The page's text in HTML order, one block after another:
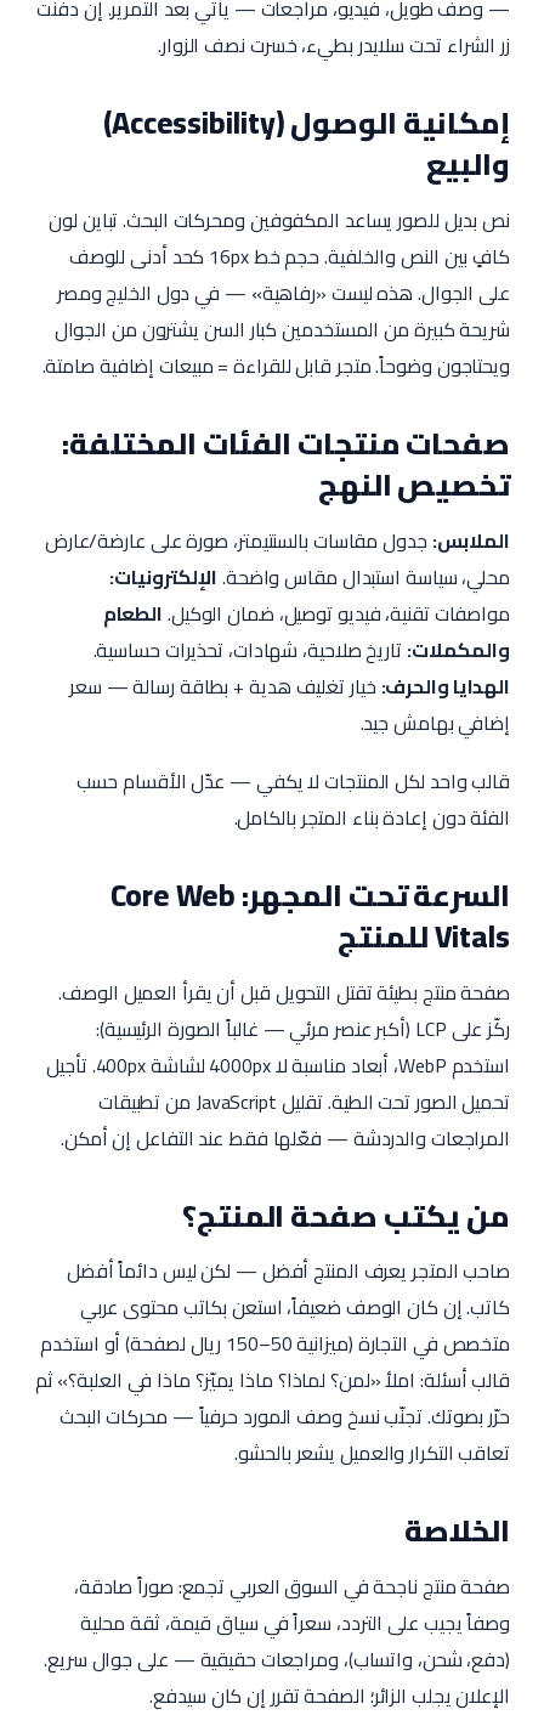
— وصف طويل، فيديو، مراجعات — يأتي بعد التمرير. إن دفنت
زر الشراء تحت سلايدر بطيء، خسرت نصف الزوار.
إمكانية الوصول (Accessibility)
والبيع
نص بديل للصور يساعد المكفوفين ومحركات البحث. تباين لون
كافٍ بين النص والخلفية. حجم خط 16px كحد أدنى للوصف
على الجوال. هذه ليست «رفاهية» — في دول الخليج ومصر
شريحة كبيرة من المستخدمين كبار السن يشترون من الجوال
ويحتاجون وضوحاً. متجر قابل للقراءة = مبيعات إضافية صامتة.
صفحات منتجات الفئات المختلفة:
تخصيص النهج
الملابس: جدول مقاسات بالسنتيمتر، صورة على عارضة/عارض
محلي، سياسة استبدال مقاس واضحة.الإلكترونيات:
مواصفات تقنية، فيديو توصيل، ضمان الوكيل.الطعام
والمكملات: تاريخ صلاحية، شهادات، تحذيرات حساسية.
الهدايا والحرف: خيار تغليف هدية + بطاقة رسالة — سعر
إضافي بهامش جيد.
قالب واحد لكل المنتجات لا يكفي — عدّل الأقسام حسب
الفئة دون إعادة بناء المتجر بالكامل.
السرعة تحت المجهر: Core Web
Vitals للمنتج
صفحة منتج بطيئة تقتل التحويل قبل أن يقرأ العميل الوصف.
ركّز على LCP (أكبر عنصر مرئي — غالباً الصورة الرئيسية):
استخدم WebP، أبعاد مناسبة لا 4000px لشاشة 400px. تأجيل
تحميل الصور تحت الطية. تقليل JavaScript من تطبيقات
المراجعات والدردشة — فعّلها فقط عند التفاعل إن أمكن.
من يكتب صفحة المنتج؟
صاحب المتجر يعرف المنتج أفضل — لكن ليس دائماً أفضل
كاتب. إن كان الوصف ضعيفاً، استعن بكاتب محتوى عربي
متخصص في التجارة (ميزانية 50–150 ريال لصفحة) أو استخدم
قالب أسئلة: املأ «لمن؟ لماذا؟ ماذا يميّز؟ ماذا في العلبة؟» ثم
حرّر بصوتك. تجنّب نسخ وصف المورد حرفياً — محركات البحث
تعاقب التكرار والعميل يشعر بالحشو.
الخلاصة
صفحة منتج ناجحة في السوق العربي تجمع: صوراً صادقة،
وصفاً يجيب على التردد، سعراً في سياق قيمة، ثقة محلية
(دفع، شحن، واتساب)، ومراجعات حقيقية — على جوال سريع.
الإعلان يجلب الزائر؛ الصفحة تقرر إن كان سيدفع.